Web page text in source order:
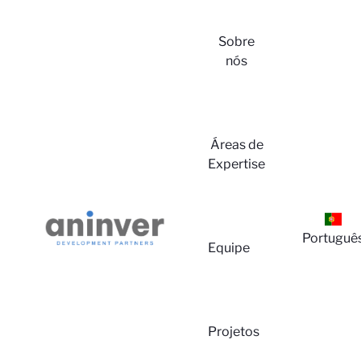
Sobre
nós
Áreas de
Expertise
Equipe
Projetos